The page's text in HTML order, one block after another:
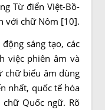
Từ điển Việt-Bồ-
với chữ Nôm [10].
sáng tạo, các
việc phiên âm và
chữ biểu âm dùng
nhất, quốc tế hóa
Quốc ngữ. Rõ